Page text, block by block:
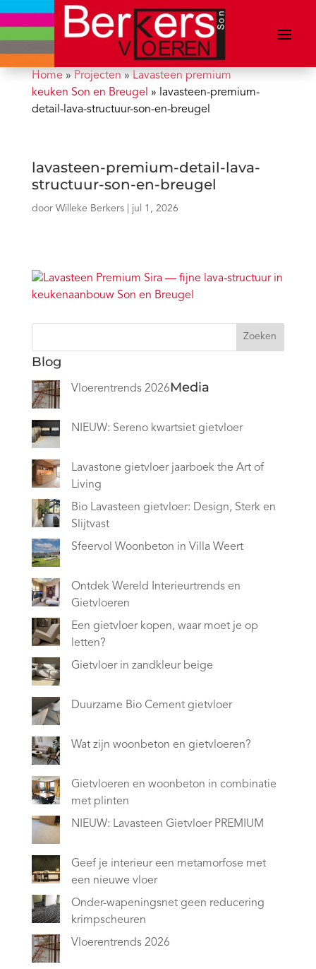
Home» Projecten » Lavasteen premium
keuken Son en Breugel » lavasteen-premium-
detail-lava-structuur-son-en-breugel
lavasteen-premium-detail-lava-
structuur-son-en-breugel
door Willeke Berkers| jul 1, 2026
Zoeken
Blog
Vloerentrends 2026
NIEUW: Sereno kwartsiet gietvloer
Lavastone gietvloer jaarboek the Art of
Living
Bio Lavasteen gietvloer: Design, Sterk en
Slijtvast
Sfeervol Woonbeton in Villa Weert
Ontdek Wereld Interieurtrends en
Gietvloeren
Een gietvloer kopen, waar moet je op
letten?
Gietvloer in zandkleur beige
Duurzame Bio Cement gietvloer
Wat zijn woonbeton en gietvloeren?
Gietvloeren en woonbeton in combinatie
met plinten
NIEUW: Lavasteen Gietvloer PREMIUM
Geef je interieur een metamorfose met
een nieuwe vloer
Onder-wapeningsnet geen reducering
krimpscheuren
Media
Vloerentrends 2026